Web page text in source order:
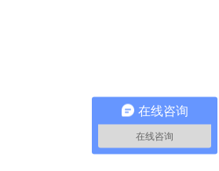
在线咨询
在线咨询